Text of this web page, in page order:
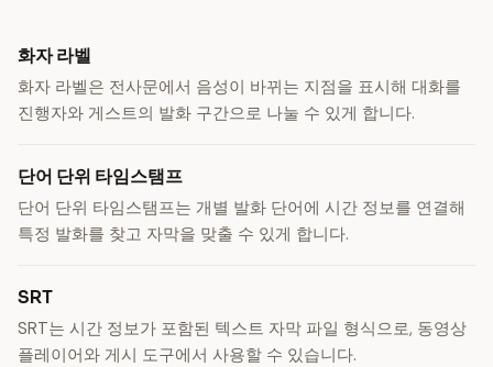
화자 라벨
화자 라벨은 전사문에서 음성이 바뀌는 지점을 표시해 대화를
진행자와 게스트의 발화 구간으로 나눌 수 있게 합니다.
단어 단위 타임스탬프
단어 단위 타임스탬프는 개별 발화 단어에 시간 정보를 연결해
특정 발화를 찾고 자막을 맞출 수 있게 합니다.
SRT
SRT는 시간 정보가 포함된 텍스트 자막 파일 형식으로, 동영상
플레이어와 게시 도구에서 사용할 수 있습니다.